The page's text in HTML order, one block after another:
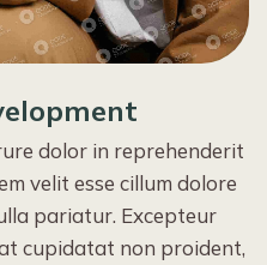
dolor in reprehenderit
velit esse cillum dolore
pariatur. Excepteur
cupidatat non proident,